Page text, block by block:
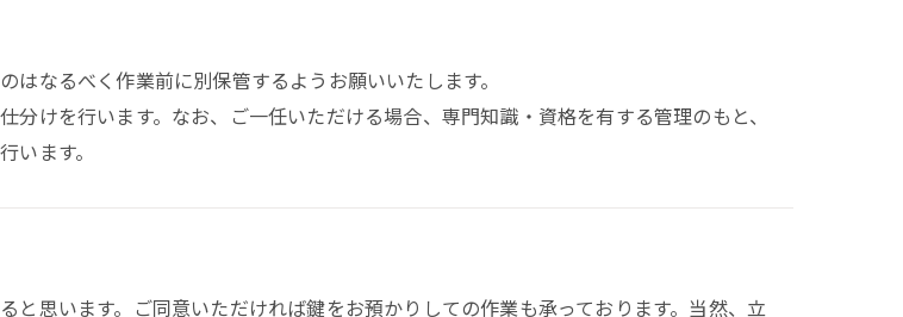
なるべく作業前に別保管するようお願いいたします。
けを行います。なお、ご一任いただける場合、専門知識・資格を有する管理のもと、
います。
と思います。ご同意いただければ鍵をお預かりしての作業も承っております。当然、立